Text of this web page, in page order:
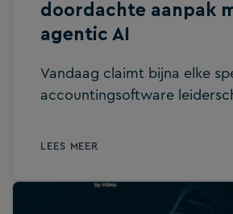
doordachte aanpak
agentic AI
Vandaag claimt bijna elke
accountingsoftware
brengen. Enige zin voor
zeker op zijn plaats, want
LEES MEER